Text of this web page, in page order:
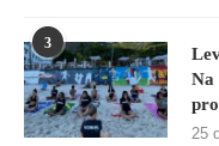
3
Na
25